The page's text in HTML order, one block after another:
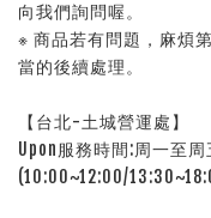
向我們詢問喔。
※ 商品若有問題，麻煩
當的後續處理。
【台北-土城營運處】
Upon服務時間:周一至周
(10:00~12:00/